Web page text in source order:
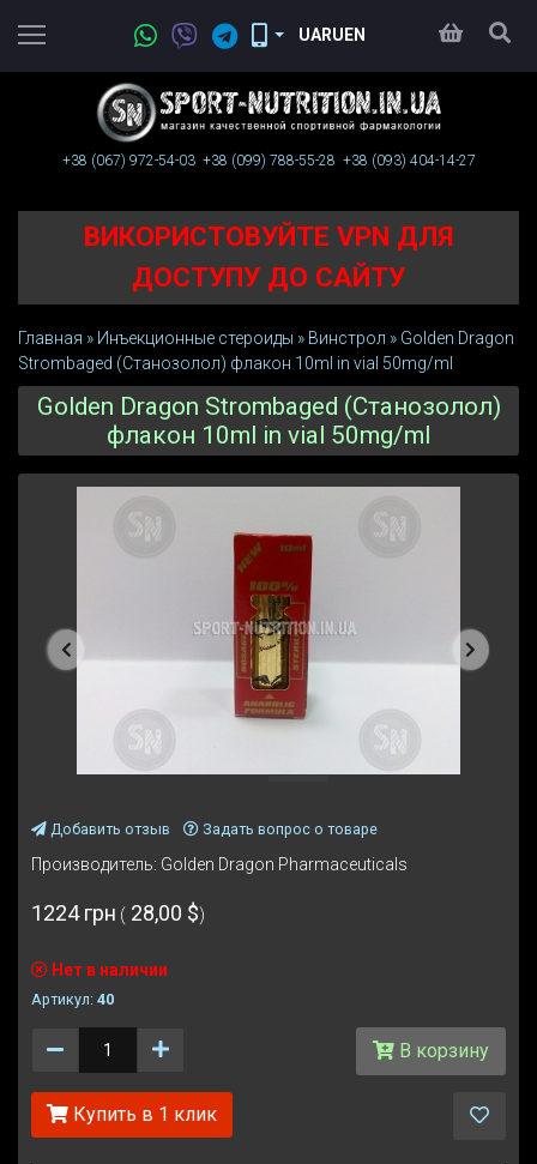
UARUEN
+38 (067) 972-54-03 +38 (099) 788-55-28 +38 (093) 404-14-27
ВИКОРИСТОВУЙТЕ VPN ДЛЯ
ДОСТУПУ ДО САЙТУ
Главная » Инъeкциoнныe стерoиды » Винстрол » Golden Dragon
Strombaged (Станозолол) флакон 10ml in vial 50mg/ml
Golden Dragon Strombaged (Станозолол)
флакон 10ml in vial 50mg/ml
Предыдущая
Добавить отзыв Задать вопрос о товаре
Производитель: Golden Dragon Pharmaceuticals
1224 грн ( 28,00 $)
Нет в наличии
Артикул: 40
Количество
В корзину
Купить в 1 клик